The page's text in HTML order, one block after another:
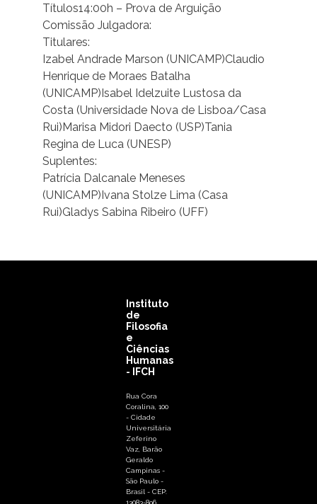
Títulos14:00h – Prova de Arguição
Comissão Julgadora:
Titulares:
Izabel Andrade Marson (UNICAMP)Claudio
Henrique de Moraes Batalha
(UNICAMP)Isabel Idelzuite Lustosa da
Costa (Universidade Nova de Lisboa/Casa
Rui)Marisa Midori Daecto (USP)Tania
Regina de Luca (UNESP)
Suplentes:
Patrícia Dalcanale Meneses
(UNICAMP)Ivana Stolze Lima (Casa
Rui)Gladys Sabina Ribeiro (UFF)
Instituto
de
Filosofia
e
Ciências
Humanas
- IFCH
Rua Cora
Coralina, 100
- Cidade
Universitária
Zeferino
Vaz, Barão
Geraldo
Campinas -
São Paulo -
Brasil - CEP:
13083-896